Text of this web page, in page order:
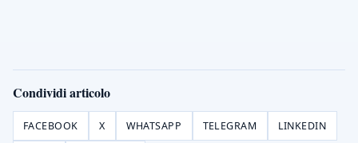
Condividi articolo
FACEBOOK X WHATSAPP TELEGRAM LINKEDIN